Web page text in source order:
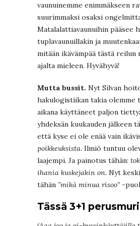
vaunuinemme enimmäkseen
suurimmaksi osaksi
Matalalattiavaunuihin pääsee
tuplavaunuillakin ja
mitään ikävämpää tästä reilun
ajalta mieleen. Hyvähyvä!
Mutta bussit. Nyt Silvan
hakulogistiikan takia olemme
aikana käyttäneet paljon
yhdeksän kuukauden jälkeen
että kyse ei ole enää vain
poikkeuksista. Ilmiö tuntuu
laajempi. Ja painotus tähän:
ihania kuskejakin on. Nyt
tähän ”mikä minua risoo” -
Tässä 3+1